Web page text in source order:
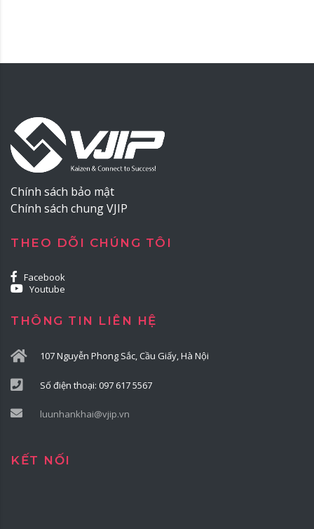
Chính sách bảo mật
Chính sách chung VJIP
THEO DÕI CHÚNG TÔI
Facebook
Youtube
THÔNG TIN LIÊN HỆ
107 Nguyễn Phong Sắc, Cầu Giấy, Hà Nội
Số điện thoại: 097 617 5567
luunhankhai@vjip.vn
KẾT NỐI